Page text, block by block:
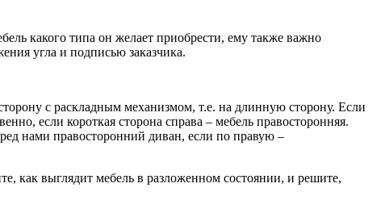
какого типа он желает приобрести, ему также важно
угла и подписью заказчика.
с раскладным механизмом, т.е. на длинную сторону. Если
если короткая сторона справа – мебель правосторонняя.
нами правосторонний диван, если по правую –
как выглядит мебель в разложенном состоянии, и решите,